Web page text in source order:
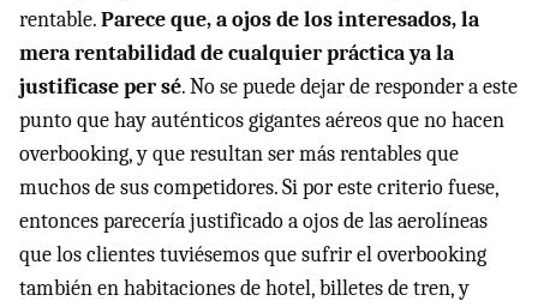
rentable.Parece que, a ojos de los interesados, la
mera rentabilidad de cualquier práctica ya la
justificase per sé. No se puede dejar de responder a este
punto que hay auténticos gigantes aéreos que no hacen
overbooking, y que resultan ser más rentables que
muchos de sus competidores. Si por este criterio fuese,
entonces parecería justificado a ojos de las aerolíneas
que los clientes tuviésemos que sufrir el overbooking
también en habitaciones de hotel, billetes de tren, y